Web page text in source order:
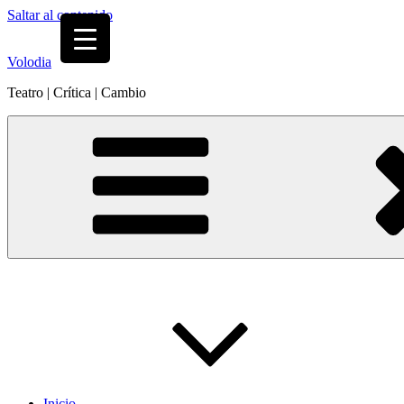
Saltar al contenido
Volodia
Teatro | Crítica | Cambio